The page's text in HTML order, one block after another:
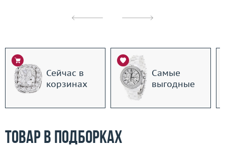
Сейчас в
корзинах
Самые
выгодные
Товар в подборках